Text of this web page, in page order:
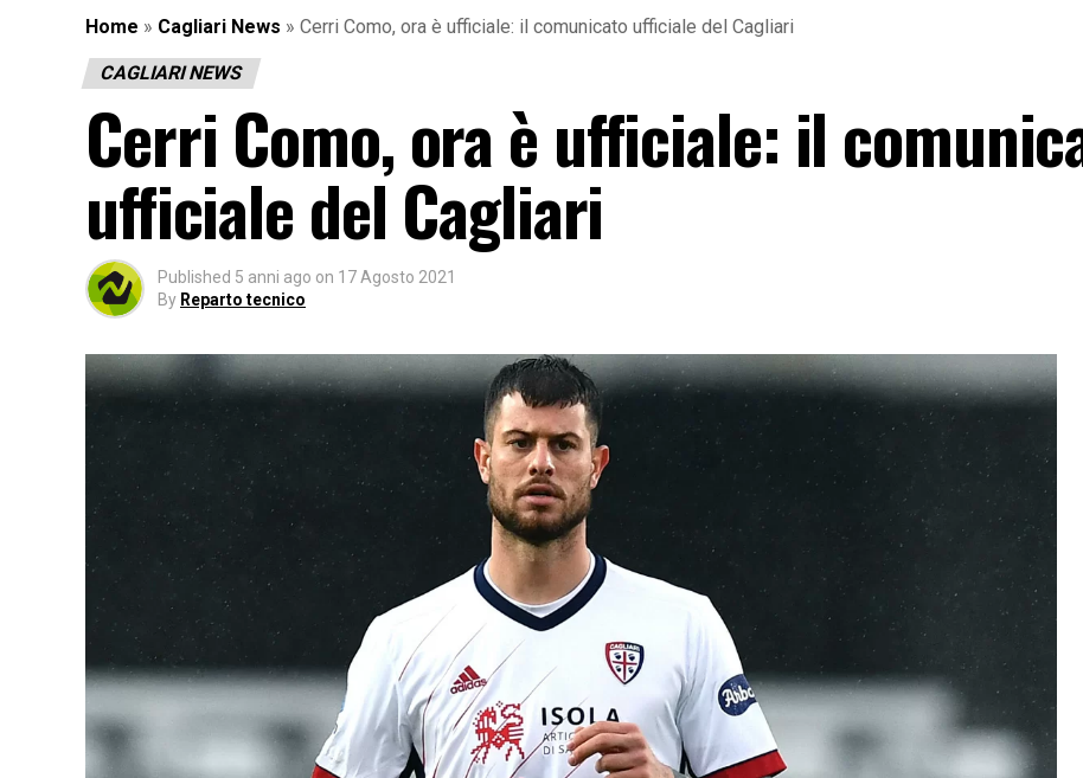
Home » Cagliari News » Cerri Como, ora è ufficiale: il comunicato ufficiale del Cagliari
CAGLIARI NEWS
Cerri Como, ora è ufficiale: il
ufficiale del Cagliari
Published 5 anni ago on 17 Agosto 2021
By Reparto tecnico